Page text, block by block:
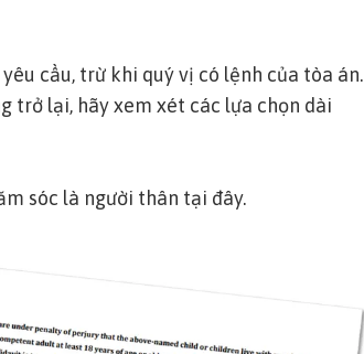
cầu, trừ khi quý vị có lệnh của tòa án.
trở lại, hãy xem xét các lựa chọn dài
sóc là người thân tại đây.